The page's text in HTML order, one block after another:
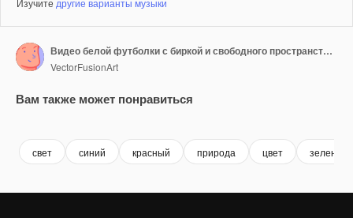
Изучите другие варианты музыки
Видео белой футболки с биркой и свободного пространства на зеленом фоне
VectorFusionArt
Вам также может понравиться
свет синий красный природа цвет зеленый